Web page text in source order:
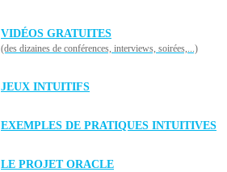
VIDÉOS GRATUITES
(des dizaines de conférences, interviews, soirées,...)
JEUX INTUITIFS
EXEMPLES DE PRATIQUES INTUITIVES
LE PROJET ORACLE